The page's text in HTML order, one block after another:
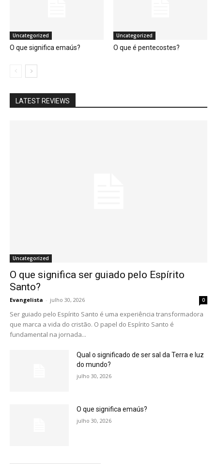
Uncategorized
O que significa emaús?
Uncategorized
O que é pentecostes?
LATEST REVIEWS
Uncategorized
O que significa ser guiado pelo Espírito
Santo?
Evangelista - julho 30, 2026 0
Ser guiado pelo Espírito Santo é uma experiência transformadora
que marca a vida do cristão. O papel do Espírito Santo é
fundamental na jornada...
Qual o significado de ser sal da Terra e luz
do mundo?
julho 30, 2026
O que significa emaús?
julho 30, 2026